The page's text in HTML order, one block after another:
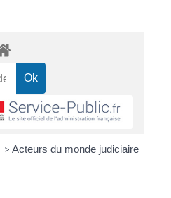
> Acteurs du monde judiciaire